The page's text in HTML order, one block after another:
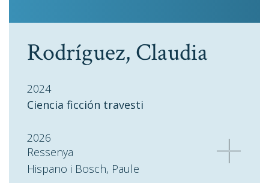
Rodríguez, Claudia
2024
Ciencia ficción travesti
2026
Ressenya
Hispano i Bosch, Paule